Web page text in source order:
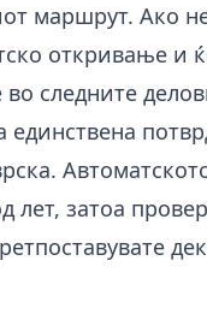
маршрут. Ако
откривање и
следните
лет, затоа